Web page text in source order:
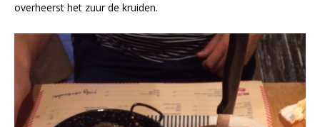
overheerst het zuur de kruiden.